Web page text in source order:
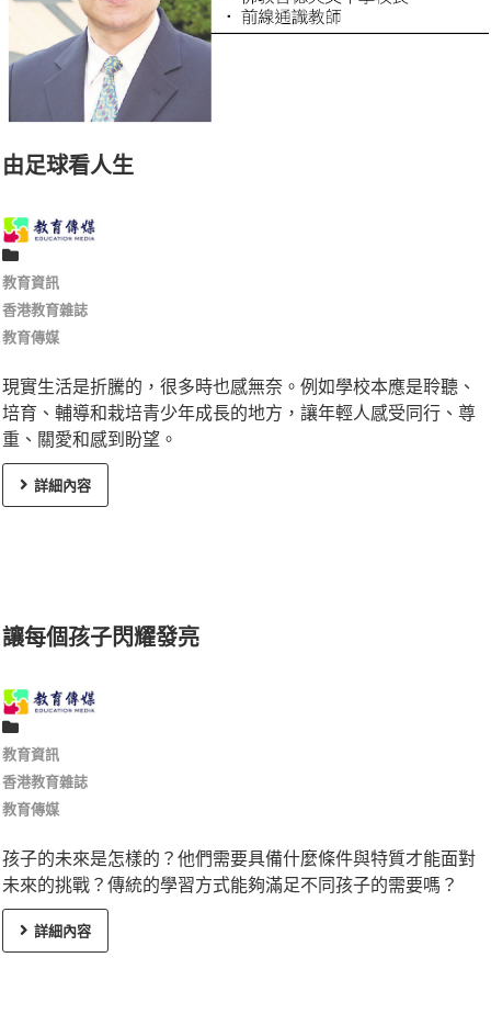
由足球看人生
教育資訊
香港教育雜誌
教育傳媒
現實生活是折騰的，很多時也感無奈。例如學校本應是聆聽、
培育、輔導和栽培青少年成長的地方，讓年輕人感受同行、尊
重、關愛和感到盼望。
詳細內容
讓每個孩子閃耀發亮
教育資訊
香港教育雜誌
教育傳媒
孩子的未來是怎樣的？他們需要具備什麼條件與特質才能面對
未來的挑戰？傳統的學習方式能夠滿足不同孩子的需要嗎？
詳細內容